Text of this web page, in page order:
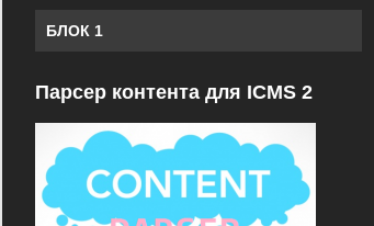
БЛОК 1
Парсер контента для ICMS 2